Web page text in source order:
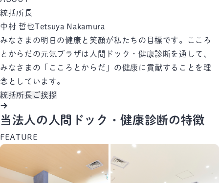
統括所長
中村 哲也Tetsuya Nakamura
みなさまの明日の健康と笑顔が私たちの目標です。こころ
とからだの元氣プラザは人間ドック・健康診断を通して、
みなさまの「こころとからだ」の健康に貢献することを理
念としています。
統括所長ご挨拶
当法人の人間ドック・健康診断の特徴
FEATURE